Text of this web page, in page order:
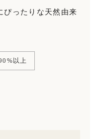
ぴったりな天然由来
以上